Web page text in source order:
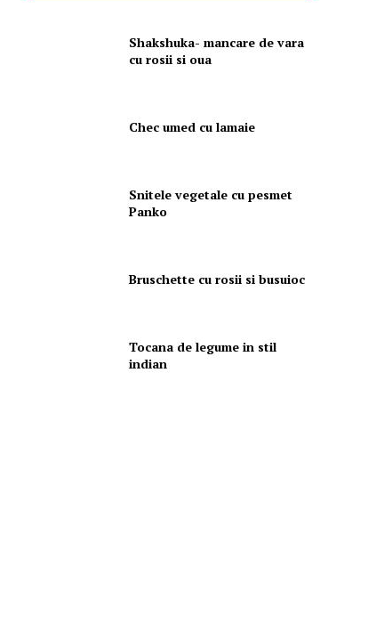
Shakshuka- mancare de vara
cu rosii si oua
Chec umed cu lamaie
Snitele vegetale cu pesmet
Panko
Bruschette cu rosii si busuioc
Tocana de legume in stil
indian